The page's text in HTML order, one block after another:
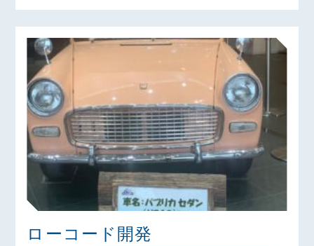
ローコード開発